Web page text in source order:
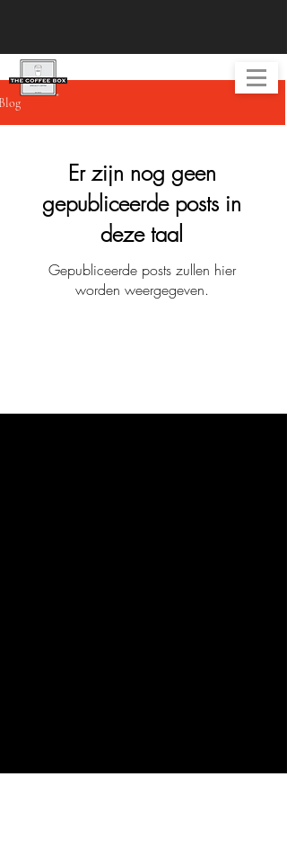
Er zijn nog geen
gepubliceerde posts in
deze taal
Gepubliceerde posts zullen hier
worden weergegeven.